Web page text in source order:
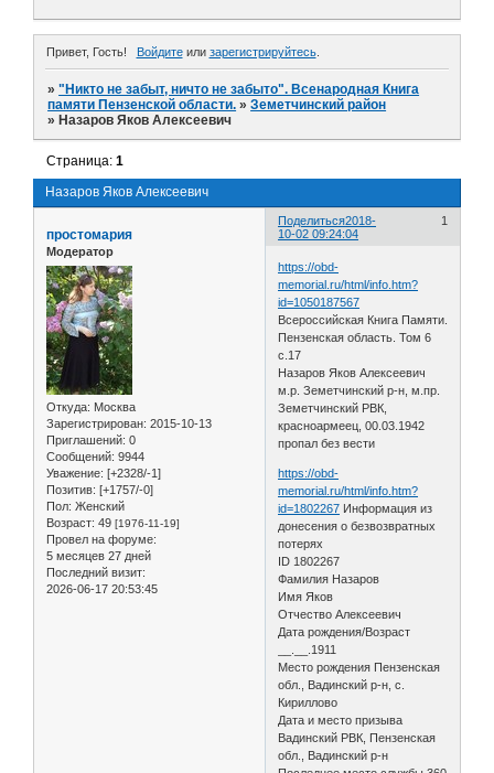
Привет, Гость! Войдитеили зарегистрируйтесь.
»"Никто не забыт, ничто не забыто". Всенародная Книга
памяти Пензенской области. »Земетчинский район
» Назаров Яков Алексеевич
Назаров Яков Алексеевич
Страница:1
Поделиться 1
2018-
10-02 09:24:04
простомария
Модератор
Откуда: Москва
Зарегистрирован: 2015-10-13
Приглашений: 0
Сообщений: 9944
Уважение: [+2328/-1]
Позитив: [+1757/-0]
Пол: Женский
Возраст: 49 [1976-11-19]
Провел на форуме:
5 месяцев 27 дней
Последний визит:
2026-06-17 20:53:45
https://obd-
memorial.ru/html/info.htm?
id=1050187567
Всероссийская Книга Памяти.
Пензенская область. Том 6
с.17
Назаров Яков Алексеевич
м.р. Земетчинский р-н, м.пр.
Земетчинский РВК,
красноармеец, 00.03.1942
пропал без вести
https://obd-
memorial.ru/html/info.htm?
id=1802267 Информация из
донесения о безвозвратных
потерях
ID 1802267
Фамилия Назаров
Имя Яков
Отчество Алексеевич
Дата рождения/Возраст
__.__.1911
Место рождения Пензенская
обл., Вадинский р-н, с.
Кириллово
Дата и место призыва
Вадинский РВК, Пензенская
обл., Вадинский р-н